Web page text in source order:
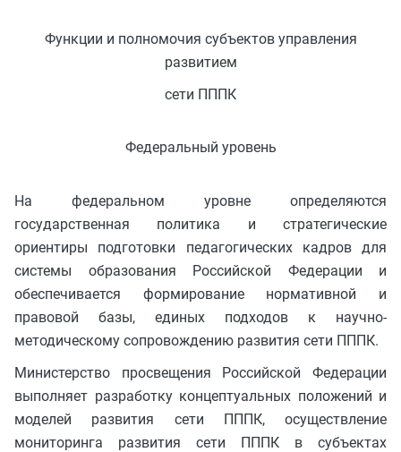
Функции и полномочия субъектов управления
развитием
сети ПППК
Федеральный уровень
На федеральном уровне определяются
государственная политика и стратегические
ориентиры подготовки педагогических кадров для
системы образования Российской Федерации и
обеспечивается формирование нормативной и
правовой базы, единых подходов к научно-
методическому сопровождению развития сети ПППК.
Министерство просвещения Российской Федерации
выполняет разработку концептуальных положений и
моделей развития сети ПППК, осуществление
мониторинга развития сети ПППК в субъектах